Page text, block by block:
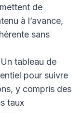
de
à l’avance,
sans
Un tableau de
pour suivre
y compris des
taux